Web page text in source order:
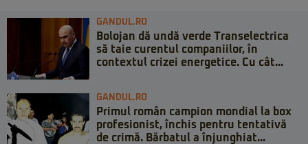
GANDUL.RO
Bolojan dă undă verde Transelectrica
să taie curentul companiilor, în
contextul crizei energetice. Cu cât...
GANDUL.RO
Primul român campion mondial la box
profesionist, închis pentru tentativă
de crimă. Bărbatul a înjunghiat...